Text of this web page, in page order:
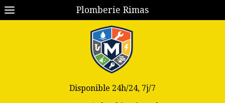
Plomberie Rimas
Disponible 24h/24, 7j/7